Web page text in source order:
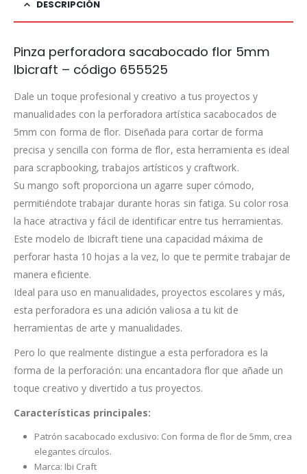
DESCRIPCIÓN
Pinza perforadora sacabocado flor 5mm
Ibicraft – código 655525
Dale un toque profesional y creativo a tus proyectos y
manualidades con la perforadora artística sacabocados de
5mm con forma de flor. Diseñada para cortar de forma
precisa y sencilla con forma de flor, esta herramienta es ideal
para scrapbooking, trabajos artísticos y craftwork.
Su mango soft proporciona un agarre super cómodo,
permitiéndote trabajar durante horas sin fatiga. Su color rosa
la hace atractiva y fácil de identificar entre tus herramientas.
Este modelo de Ibicraft tiene una capacidad máxima de
perforar hasta 10 hojas a la vez, lo que te permite trabajar de
manera eficiente.
Ideal para uso en manualidades, proyectos escolares y más,
esta perforadora es una adición valiosa a tu kit de
herramientas de arte y manualidades.
Pero lo que realmente distingue a esta perforadora es la
forma de la perforación: una encantadora flor que añade un
toque creativo y divertido a tus proyectos.
Características principales:
Patrón sacabocado exclusivo: Con forma de flor de 5mm, crea
elegantes círculos.
Marca: Ibi Craft